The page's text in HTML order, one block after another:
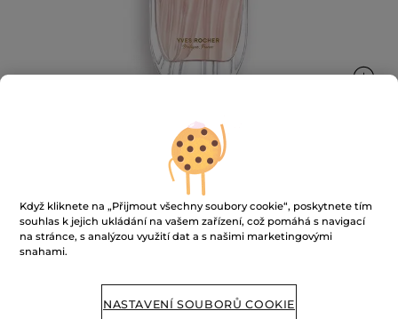
Parfémová voda Comme un Evidence
Limitovaná edice kultovní vůně, která podtrhne vaši
ženskost
hodnota
pro
Když kliknete na „Přijmout všechny soubory cookie“, poskytnete tím
souhlas k jejich ukládání na vašem zařízení, což pomáhá s navigací
na stránce, s analýzou využití dat a s našimi marketingovými
snahami.
NASTAVENÍ SOUBORŮ COOKIE